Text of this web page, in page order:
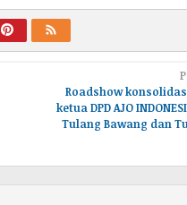
Roadshow
ketua DPD AJO
Tulang Bawang dan